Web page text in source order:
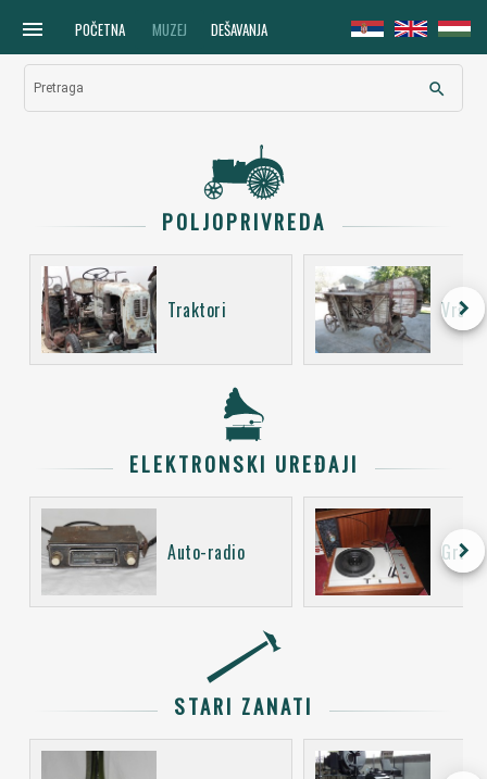
menu POČETNA MUZEJ DEŠAVANJA
Pretraga search
POLJOPRIVREDA
Traktori keyboard_arrow_right
ELEKTRONSKI UREĐAJI
Auto-radio keyboard_arrow_right
STARI ZANATI